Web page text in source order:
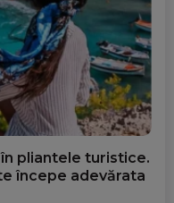
pliantele turistice.
începe adevărata